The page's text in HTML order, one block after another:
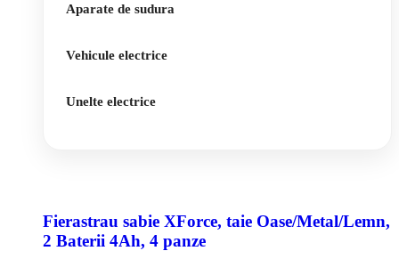
Aparate de sudura
Vehicule electrice
Unelte electrice
Fierastrau sabie XForce, taie Oase/Metal/Lemn,
2 Baterii 4Ah, 4 panze